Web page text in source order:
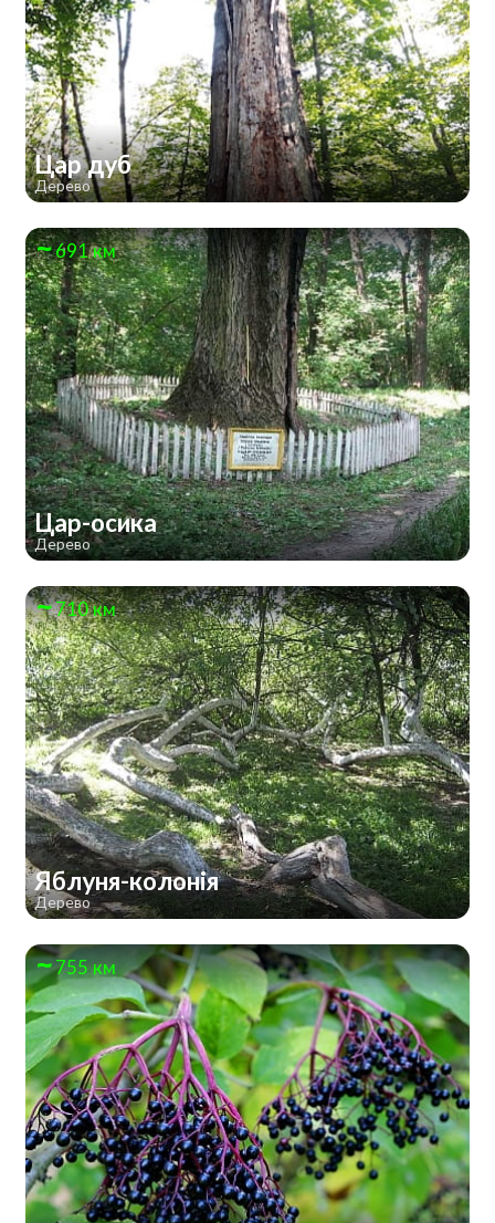
Цар дуб
Дерево
691 км
Цар-осика
Дерево
710 км
Яблуня-колонія
Дерево
755 км